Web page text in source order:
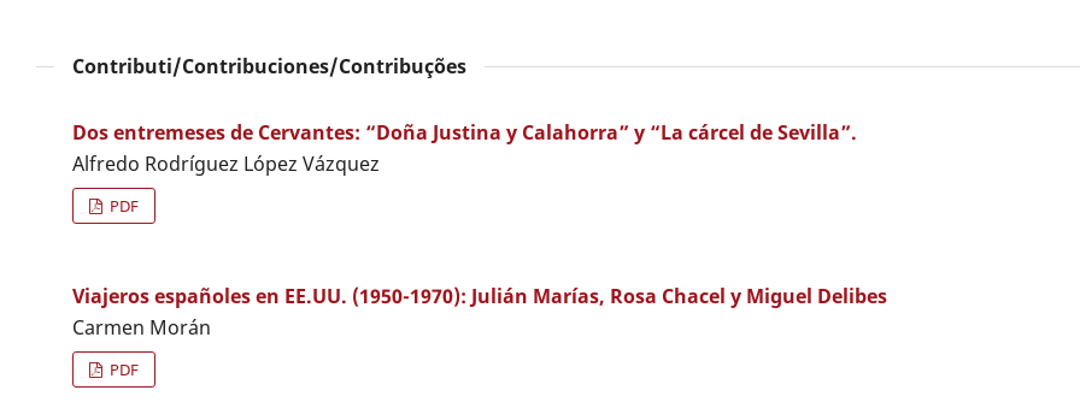
Contributi/Contribuciones/Contribuções
Dos entremeses de Cervantes: “Doña Justina y Calahorra” y “La cárcel de Sevilla”.
Alfredo Rodríguez López Vázquez
PDF
Viajeros españoles en EE.UU. (1950-1970): Julián Marías, Rosa Chacel y Miguel Delibes
Carmen Morán
PDF